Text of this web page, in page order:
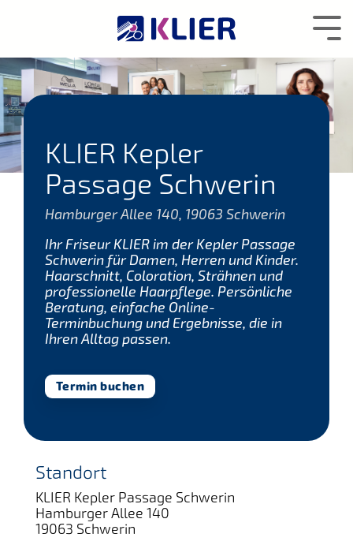
KLIER Kepler
Passage Schwerin
Hamburger Allee 140, 19063 Schwerin
Ihr Friseur KLIER im der Kepler Passage
Schwerin für Damen, Herren und Kinder.
Haarschnitt, Coloration, Strähnen und
professionelle Haarpflege. Persönliche
Beratung, einfache Online-
Terminbuchung und Ergebnisse, die in
Ihren Alltag passen.
Termin buchen
Standort
KLIER Kepler Passage Schwerin
Hamburger Allee 140
19063 Schwerin